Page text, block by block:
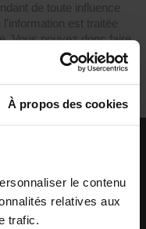
À propos des cookies
le contenu
relatives aux
trafic.
de toute influence
est traitée
Vous pouvez donc faire
la rigueur du travail du
reconnue.
CV